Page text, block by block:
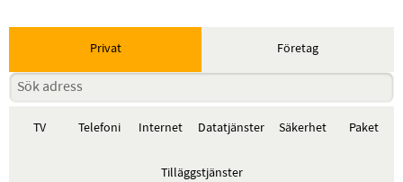
Privat Företag
TV Telefoni Internet Datatjänster Säkerhet Paket
Tilläggstjänster